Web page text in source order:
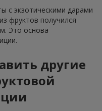
с экзотическими дарами
фруктов получился
Это основа
другие